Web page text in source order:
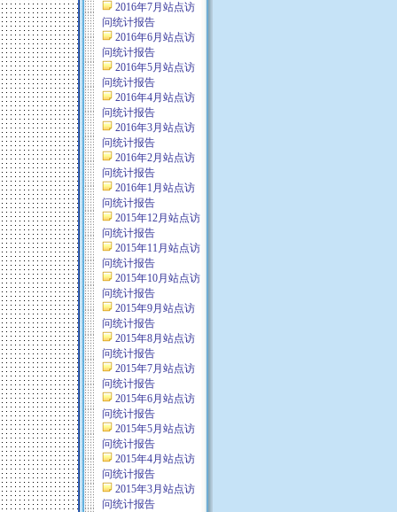
2016年7月站点访
问统计报告
2016年6月站点访
问统计报告
2016年5月站点访
问统计报告
2016年4月站点访
问统计报告
2016年3月站点访
问统计报告
2016年2月站点访
问统计报告
2016年1月站点访
问统计报告
2015年12月站点访
问统计报告
2015年11月站点访
问统计报告
2015年10月站点访
问统计报告
2015年9月站点访
问统计报告
2015年8月站点访
问统计报告
2015年7月站点访
问统计报告
2015年6月站点访
问统计报告
2015年5月站点访
问统计报告
2015年4月站点访
问统计报告
2015年3月站点访
问统计报告